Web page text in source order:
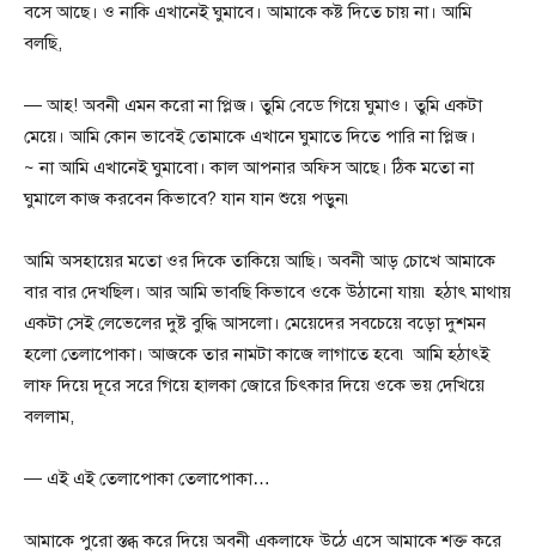
বসে আছে। ও নাকি এখানেই ঘুমাবে। আমাকে কষ্ট দিতে চায় না। আমি
বলছি,
— আহ! অবনী এমন করো না প্লিজ। তুমি বেডে গিয়ে ঘুমাও। তুমি একটা
মেয়ে। আমি কোন ভাবেই তোমাকে এখানে ঘুমাতে দিতে পারি না প্লিজ।
~ না আমি এখানেই ঘুমাবো। কাল আপনার অফিস আছে। ঠিক মতো না
ঘুমালে কাজ করবেন কিভাবে? যান যান শুয়ে পড়ুন৷
আমি অসহায়ের মতো ওর দিকে তাকিয়ে আছি। অবনী আড় চোখে আমাকে
বার বার দেখছিল। আর আমি ভাবছি কিভাবে ওকে উঠানো যায়৷ হঠাৎ মাথায়
একটা সেই লেভেলের দুষ্ট বুদ্ধি আসলো। মেয়েদের সবচেয়ে বড়ো দুশমন
হলো তেলাপোকা। আজকে তার নামটা কাজে লাগাতে হবে৷ আমি হঠাৎই
লাফ দিয়ে দূরে সরে গিয়ে হালকা জোরে চিৎকার দিয়ে ওকে ভয় দেখিয়ে
বললাম,
— এই এই তেলাপোকা তেলাপোকা…
আমাকে পুরো স্তব্ধ করে দিয়ে অবনী একলাফে উঠে এসে আমাকে শক্ত করে